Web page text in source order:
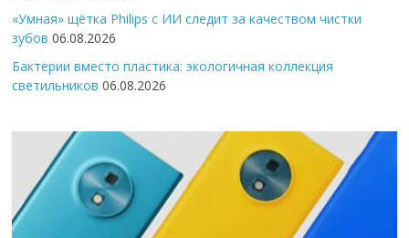
«Умная» щётка Philips с ИИ следит за качеством чистки
зубов 06.08.2026
Бактерии вместо пластика: экологичная коллекция
светильников 06.08.2026